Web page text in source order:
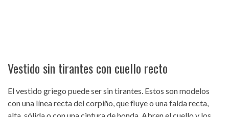
Vestido sin tirantes con cuello recto
El vestido griego puede ser sin tirantes. Estos son modelos
con una línea recta del corpiño, que fluye o una falda recta,